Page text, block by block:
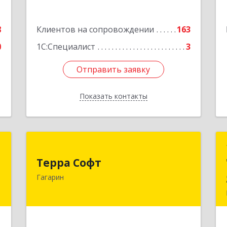
Клиентов на сопровождении
163
1С:Специалист
3
Отправить заявку
Показать контакты
Отправить заявку
Назад
Терра Софт
Гагарин
215010, Смоленская обл, Гагарин г,
Подробнее